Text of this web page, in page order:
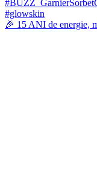
🎉 15 ANI de energie,